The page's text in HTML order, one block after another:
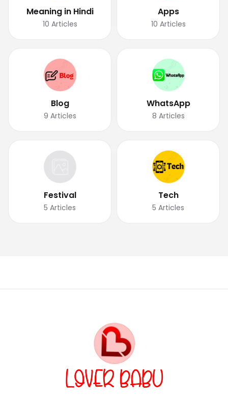
Meaning in Hindi
10 Articles
Apps
10 Articles
Blog
9 Articles
WhatsApp
8 Articles
Festival
5 Articles
Tech
5 Articles